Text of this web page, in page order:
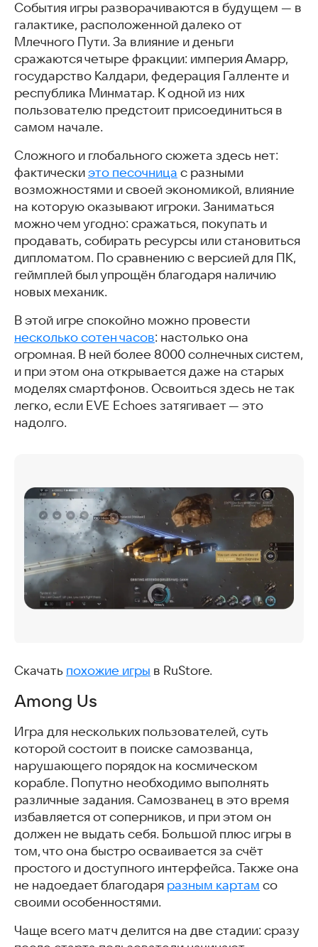
События игры разворачиваются в будущем — в
галактике, расположенной далеко от
Млечного Пути. За влияние и деньги
сражаются четыре фракции: империя Амарр,
государство Калдари, федерация Галленте и
республика Минматар. К одной из них
пользователю предстоит присоединиться в
самом начале.
Сложного и глобального сюжета здесь нет:
фактически это песочница с разными
возможностями и своей экономикой, влияние
на которую оказывают игроки. Заниматься
можно чем угодно: сражаться, покупать и
продавать, собирать ресурсы или становиться
дипломатом. По сравнению с версией для ПК,
геймплей был упрощён благодаря наличию
новых механик.
В этой игре спокойно можно провести
несколько сотен часов: настолько она
огромная. В ней более 8000 солнечных систем,
и при этом она открывается даже на старых
моделях смартфонов. Освоиться здесь не так
легко, если EVE Echoes затягивает — это
надолго.
Скачать похожие игры в RuStore.
Among Us
Игра для нескольких пользователей, суть
которой состоит в поиске самозванца,
нарушающего порядок на космическом
корабле. Попутно необходимо выполнять
различные задания. Самозванец в это время
избавляется от соперников, и при этом он
должен не выдать себя. Большой плюс игры в
том, что она быстро осваивается за счёт
простого и доступного интерфейса. Также она
не надоедает благодаря разным картам со
своими особенностями.
Чаще всего матч делится на две стадии: сразу